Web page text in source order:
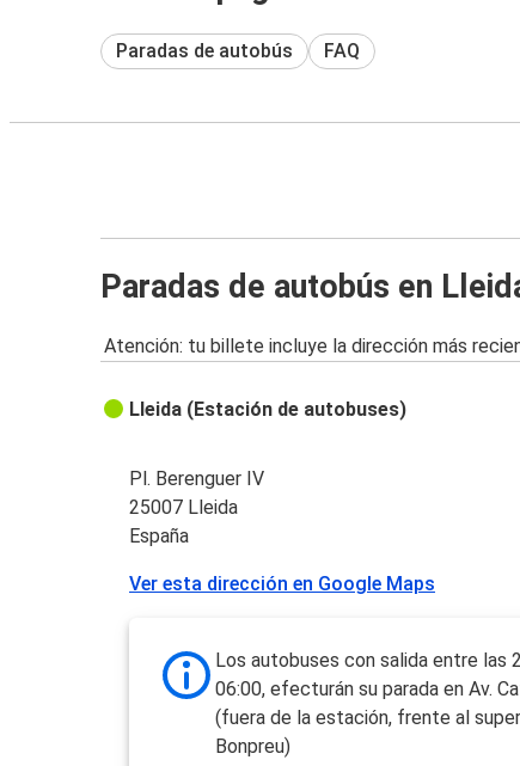
Paradas de autobús FAQ
Paradas de autobús en
Atención: tu billete incluye la dirección más
Lleida (Estación de autobuses)
Pl. Berenguer IV
25007 Lleida
España
Ver esta dirección en Google Maps
Los autobuses con salida entre las
06:00, efecturán su parada en Av.
(fuera de la estación, frente al
Bonpreu)